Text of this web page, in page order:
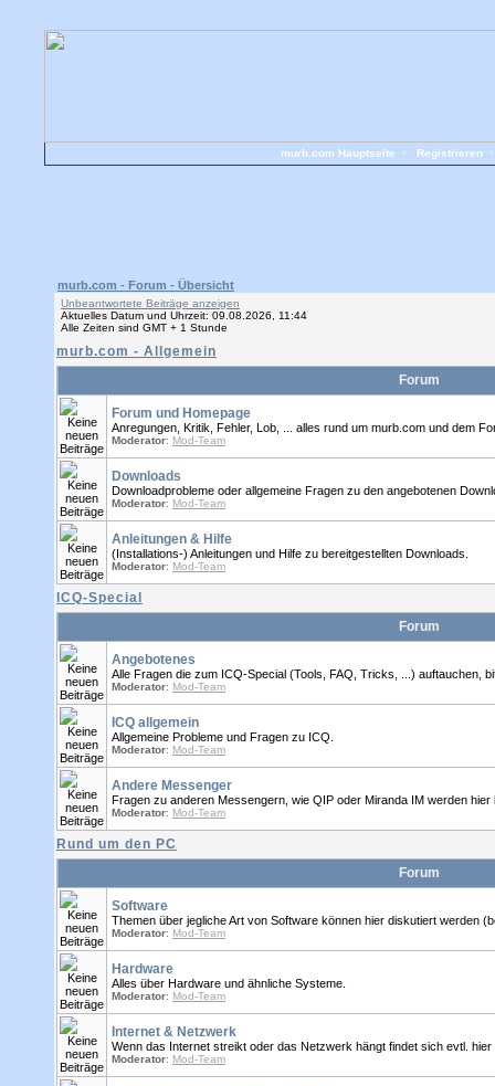
murb.com Hauptseite Registrieren
murb.com - Forum - Übersicht
Unbeantwortete Beiträge anzeigen
Aktuelles Datum und Uhrzeit: 09.08.2026, 11:44
Alle Zeiten sind GMT + 1 Stunde
murb.com - Allgemein
Forum
Forum und Homepage
Anregungen, Kritik, Fehler, Lob, ... alles rund um murb.com und dem
Moderator: Mod-Team
Downloads
Downloadprobleme oder allgemeine Fragen zu den angebotenen
Moderator: Mod-Team
Anleitungen & Hilfe
(Installations-) Anleitungen und Hilfe zu bereitgestellten Downloads.
Moderator: Mod-Team
ICQ-Special
Forum
Angebotenes
Alle Fragen die zum ICQ-Special (Tools, FAQ, Tricks, ...) auftauchen,
Moderator: Mod-Team
ICQ allgemein
Allgemeine Probleme und Fragen zu ICQ.
Moderator: Mod-Team
Andere Messenger
Fragen zu anderen Messengern, wie QIP oder Miranda IM werden hier
Moderator: Mod-Team
Rund um den PC
Forum
Software
Themen über jegliche Art von Software können hier diskutiert werden
Moderator: Mod-Team
Hardware
Alles über Hardware und ähnliche Systeme.
Moderator: Mod-Team
Internet & Netzwerk
Wenn das Internet streikt oder das Netzwerk hängt findet sich evtl. hier
Moderator: Mod-Team